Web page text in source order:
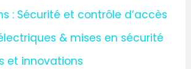
: Sécurité et contrôle d’accès
& mises en sécurité
et innovations